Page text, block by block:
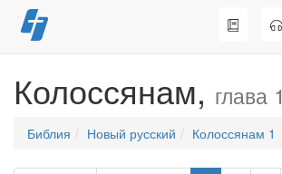
Перейти
к
Колоссянам, глава 1
Библия Новый русский Колоссянам 1